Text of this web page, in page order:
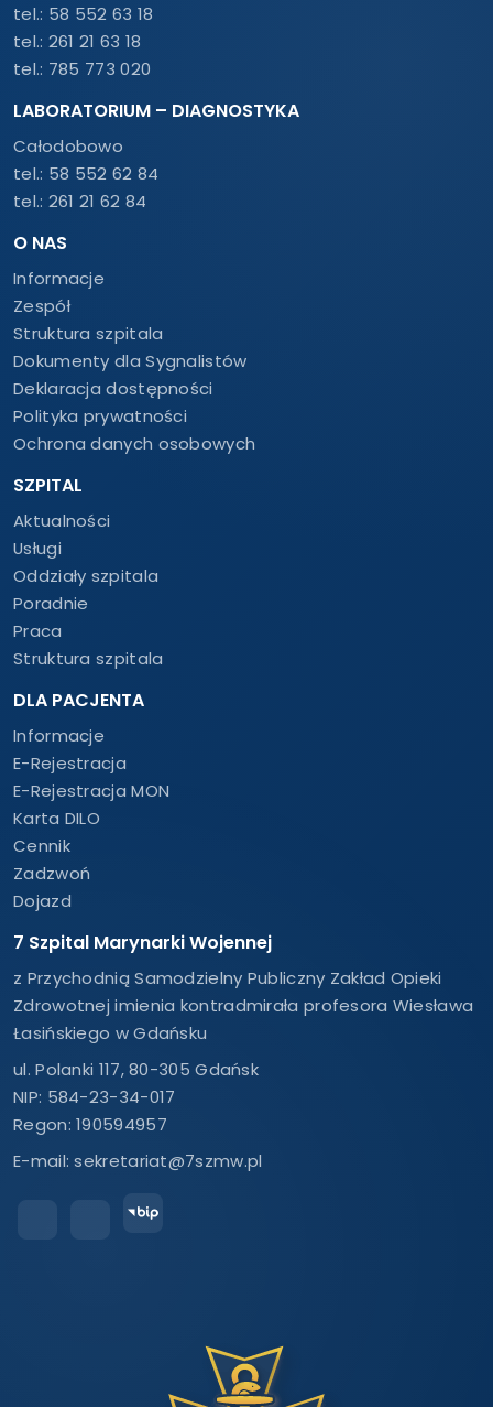
tel.: 58 552 63 18
tel.: 261 21 63 18
tel.: 785 773 020
LABORATORIUM – DIAGNOSTYKA
Całodobowo
tel.: 58 552 62 84
tel.: 261 21 62 84
O NAS
Informacje
Zespół
Struktura szpitala
Dokumenty dla Sygnalistów
Deklaracja dostępności
Polityka prywatności
Ochrona danych osobowych
SZPITAL
Aktualności
Usługi
Oddziały szpitala
Poradnie
Praca
Struktura szpitala
DLA PACJENTA
Informacje
E-Rejestracja
E-Rejestracja MON
Karta DILO
Cennik
Zadzwoń
Dojazd
7 Szpital Marynarki Wojennej
z Przychodnią Samodzielny Publiczny Zakład Opieki
Zdrowotnej imienia kontradmirała profesora Wiesława
Łasińskiego w Gdańsku
ul. Polanki 117, 80-305 Gdańsk
NIP: 584-23-34-017
Regon: 190594957
E-mail:sekretariat@7szmw.pl